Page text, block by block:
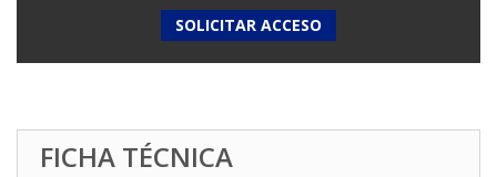
SOLICITAR ACCESO
FICHA TÉCNICA